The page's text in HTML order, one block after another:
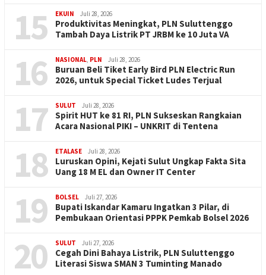
15 EKUIN Juli 28, 2026
Produktivitas Meningkat, PLN Suluttenggo
Tambah Daya Listrik PT JRBM ke 10 Juta VA
16 NASIONAL, PLN Juli 28, 2026
Buruan Beli Tiket Early Bird PLN Electric Run
2026, untuk Special Ticket Ludes Terjual
17 SULUT Juli 28, 2026
Spirit HUT ke 81 RI, PLN Sukseskan Rangkaian
Acara Nasional PIKI – UNKRIT di Tentena
18 ETALASE Juli 28, 2026
Luruskan Opini, Kejati Sulut Ungkap Fakta Sita
Uang 18 M EL dan Owner IT Center
19 BOLSEL Juli 27, 2026
Bupati Iskandar Kamaru Ingatkan 3 Pilar, di
Pembukaan Orientasi PPPK Pemkab Bolsel 2026
20 SULUT Juli 27, 2026
Cegah Dini Bahaya Listrik, PLN Suluttenggo
Literasi Siswa SMAN 3 Tuminting Manado